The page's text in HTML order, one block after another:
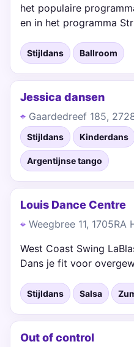
het populaire
en in het programma
Stijldans Ballroom
Jessica dansen
Gaardedreef 185,
Stijldans Kinderdans
Argentijnse tango
Louis Dance Centre
Weegbree 11, 1705RA
West Coast Swing
Dans je fit voor
Stijldans Salsa
Out of control